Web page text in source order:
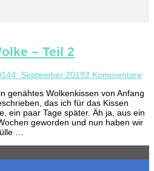
– Teil 2
4. September 20192 Kommentare
genähtes Wolkenkissen von Anfang
das ich für das Kissen
ein paar Tage später. Äh ja, aus ein
geworden und nun haben wir
…